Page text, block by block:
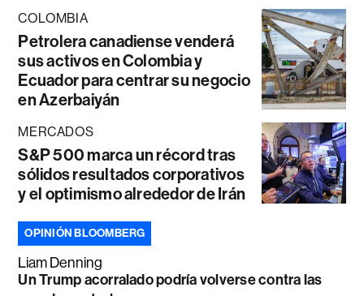
COLOMBIA
Petrolera canadiense venderá
sus activos en Colombia y
Ecuador para centrar su negocio
en Azerbaiyán
MERCADOS
S&P 500 marca un récord tras
sólidos resultados corporativos
y el optimismo alrededor de Irán
OPINIÓN BLOOMBERG
Liam Denning
Un Trump acorralado podría volverse contra las